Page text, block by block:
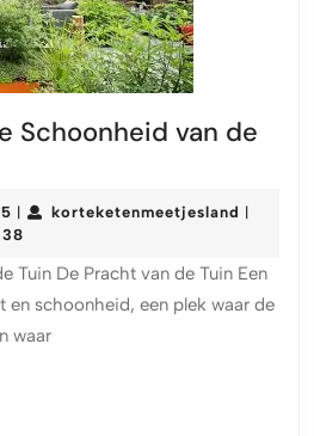
Schoonheid van de
20
september
| korteketenmeetjesland |
Tuin De Pracht van de Tuin Een
en schoonheid, een plek waar de
waar